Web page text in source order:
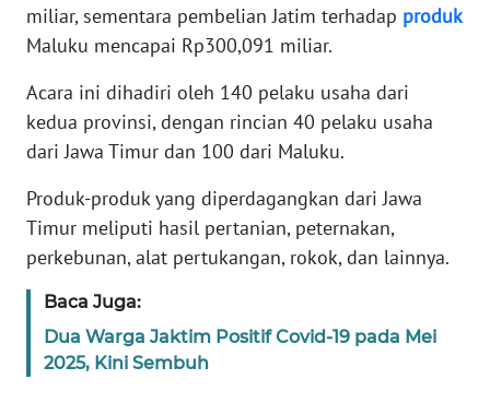
miliar, sementara pembelian Jatim terhadap produk
Maluku mencapai Rp300,091 miliar.
Acara ini dihadiri oleh 140 pelaku usaha dari
kedua provinsi, dengan rincian 40 pelaku usaha
dari Jawa Timur dan 100 dari Maluku.
Produk-produk yang diperdagangkan dari Jawa
Timur meliputi hasil pertanian, peternakan,
perkebunan, alat pertukangan, rokok, dan lainnya.
Baca Juga:
Dua Warga Jaktim Positif Covid-19 pada Mei
2025, Kini Sembuh
WN
BANTEN
WN
NTT
KEPRI
WN
WN
PAPUA